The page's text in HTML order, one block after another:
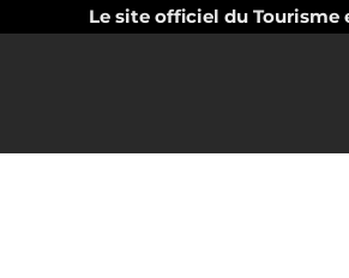
Le site officiel du Tourisme